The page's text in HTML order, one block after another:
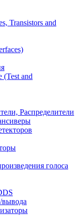
Transistors and
(Test and
Распределители
голоса
вывода